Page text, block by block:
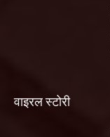
वाइरल स्टोरी